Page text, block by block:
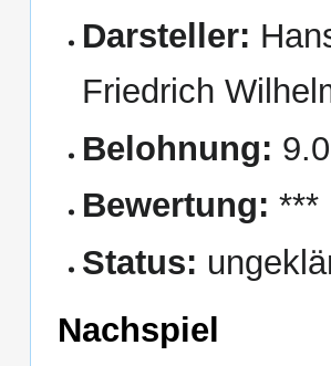
Darsteller:
Friedrich
Belohnung:
Bewertung: ***
Status:
Nachspiel